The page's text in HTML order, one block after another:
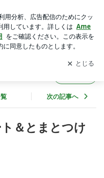
ング tendon
更新通知
を受け取りまし
開く
次の記事へ
＆とまとつけ